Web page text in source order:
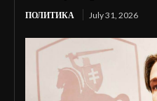
ПОЛИТИКА July 31, 2026